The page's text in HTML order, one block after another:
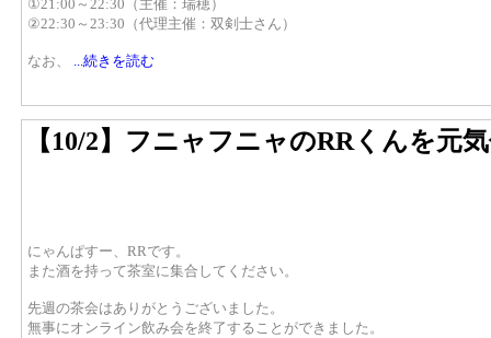
①21:00～22:30（主催：瑞穂）
②22:30～23:30（代理主催：双剣士さん）
なお、 ...続きを読む
【10/2】フニャフニャのRRくんを元
にゃんぱすー、RRです。
また酒を持って茶室に集合してください。
先週の茶会はありがとうございました。
無事にオンライン飲み会を終了することができました。